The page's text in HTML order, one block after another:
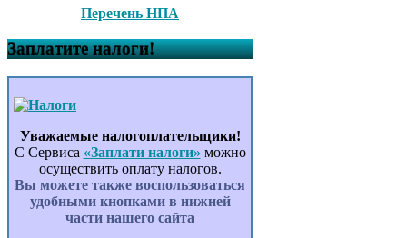
ИЗВЕЩЕНИЕ о проведении
договора аренды земельного
в экстремистскую и
террористическую деятельность
Памятка по
антитеррористической
безопасности
ФЕДЕРАЛЬНЫЙ ЗАКОН “О
противодействии терроризму” от
096 марта 2006 года № 35-ФЗ
Перечень НПА
Заплатите налоги!
Уважаемые налогоплательщики!
С Сервиса «Заплати налоги» можно
осуществить оплату налогов.
Вы можете также воспользоваться
удобными кнопками в нижней
части нашего сайта